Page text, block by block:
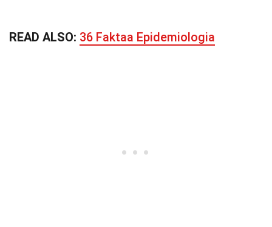
READ ALSO: 36 Faktaa Epidemiologia